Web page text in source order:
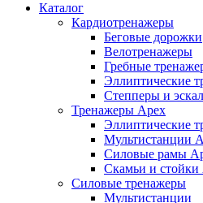
Каталог
Кардиотренажеры
Беговые дорожки
Велотренажеры
Гребные
Эллиптические
Степперы и
Тренажеры Apex
Эллиптические
Мультистанции
Силовые рамы
Скамьи и стойки
Силовые тренажеры
Мультистанции